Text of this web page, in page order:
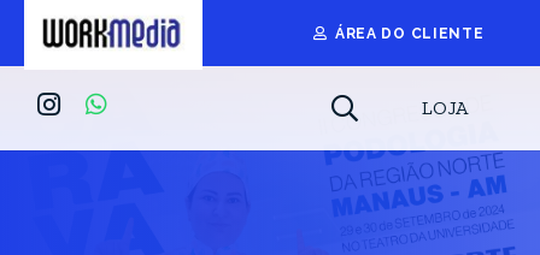
ÁREA DO CLIENTE
LOJA